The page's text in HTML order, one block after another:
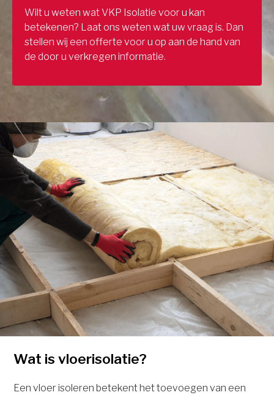
Wilt u weten wat VKP Isolatie voor u kan
betekenen? Laat ons weten wat uw vraag is. Dan
stellen wij een offerte voor u op aan de hand van
de door u verkregen informatie.
Wat is vloerisolatie?
Een vloer isoleren betekent het toevoegen van een